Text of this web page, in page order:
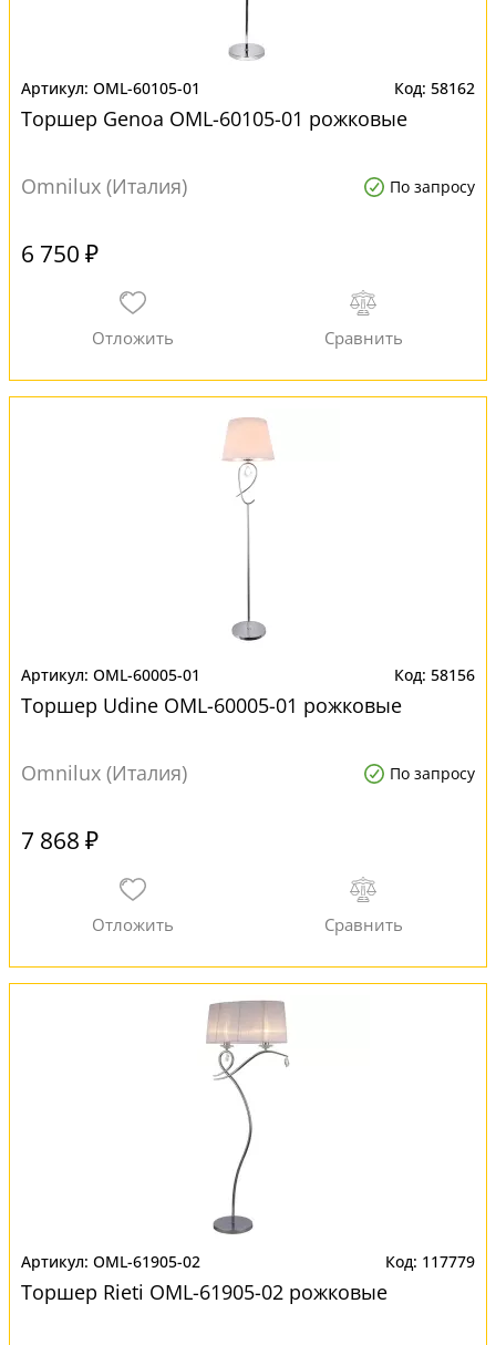
OML-60105-01 58162
Торшер Genoa OML-60105-01 рожковые
Omnilux (Италия) По запросу
6 750 ₽
OML-60005-01 58156
Торшер Udine OML-60005-01 рожковые
Omnilux (Италия) По запросу
7 868 ₽
OML-61905-02 117779
Торшер Rieti OML-61905-02 рожковые